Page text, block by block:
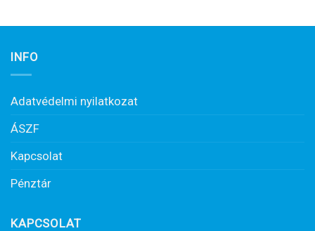
INFO
Adatvédelmi nyilatkozat
ÁSZF
Kapcsolat
Pénztár
KAPCSOLAT